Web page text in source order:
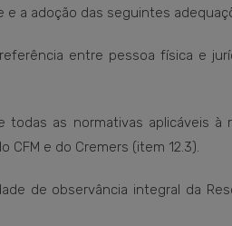
a adoção das seguintes
entre pessoa física e
todas as normativas aplicáveis
CFM e do Cremers (item 12.3).
de observância integral da